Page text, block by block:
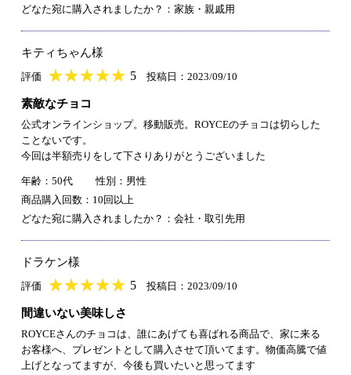
どなた宛に購入されましたか？：家族・親戚用
キティちゃん様
評価 ★★★★★
★★★★★ 5 投稿日：2023/09/10
素敵なチョコ
公式オンラインショップ。移動販売。ROYCEのチョコは切らした
ことないです。
今回は半額売りをして下さりありがとうございました
年齢：50代
性別：男性
商品購入回数：10回以上
どなた宛に購入されましたか？：会社・取引先用
ドラケン様
評価 ★★★★★
★★★★★ 5 投稿日：2023/09/10
間違いない美味しさ
ROYCEさんのチョコは、誰にあげても喜ばれる商品で、家に来る
お客様へ、プレゼントとして購入させて頂いてます。物価高騰で値
上げとなってますが、今後も買いたいと思ってます